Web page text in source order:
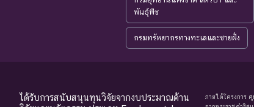
ชนิดพันธุ์ที่ยังไม่มีการพิจารณาการประเมินสถานภาพ
พันธุ์พืช
กรมทรัพยากรทางทะเลและชายฝั่ง
ได้รับการสนับสนุนทุนวิจัยจากงบประมาณด้าน
ภายใต้โครงการ